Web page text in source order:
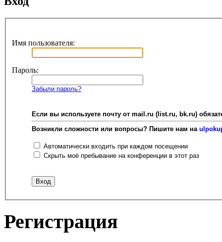
Имя пользователя:
Пароль:
Забыли пароль?
Если вы используете почту от mail.ru (list.ru, bk.ru)
Возникли сложности или вопросы? Пишите нам на
Автоматически входить при каждом посещении
Скрыть моё пребывание на конференции в этот раз
Регистрация